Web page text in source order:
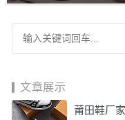
文章展示
莆田鞋厂